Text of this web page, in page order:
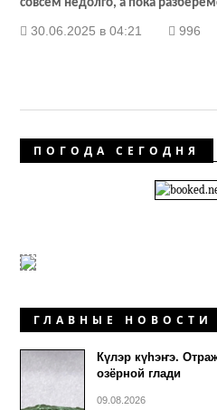
совсем недолго, а пока
30.06.2025 в 04:21 996
ПОГОДА СЕГОДНЯ
ГЛАВНЫЕ НОВОСТИ
Күлэр күhэҥэ.
озёрной глади
09.08.2026